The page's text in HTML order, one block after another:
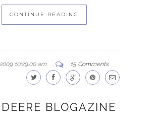
CONTINUE READING
10:29:00 am 15 Comments
BLOGAZINE